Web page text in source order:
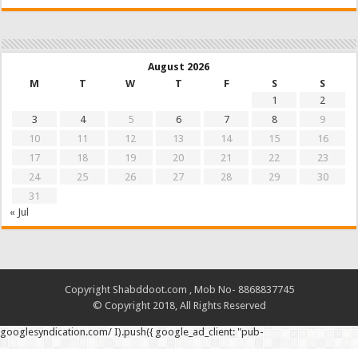
August 2026
M
T W T F S
S
1
2
3
4 5 6 7 8
9
10
11 12 13 14 15
16
17
18 19 20 21 22
23
24
25 26 27 28 29
30
31
« Jul
Copyright Shabddoot.com , Mob No- 8868837745
© Copyright 2018, All Rights Reserved
googlesyndication.com/ I).push({ google_ad_client: "pub-